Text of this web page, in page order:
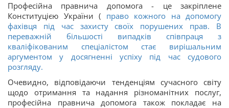
Професійна правнича допомога - це закріплене
Конституцією України ( право кожного на допомогу
фахівця під час захисту своїх порушених прав. В
переважній більшості випадків співпраця з
кваліфікованим спеціалістом стає вирішальним
аргументом у досягненні успіху під час судового
розгляду.
Очевидно, відповідаючи тенденціям сучасного світу
щодо отримання та надання різноманітних послуг,
професійна правнича допомога також покладає на